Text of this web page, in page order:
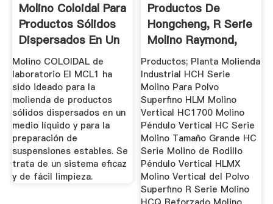
Molino Coloidal Para
Productos Sólidos
Dispersados En Un
...
Molino COLOIDAL de
laboratorio El MCL1 ha
sido ideado para la
molienda de productos
sólidos dispersados en un
medio líquido y para la
preparación de
suspensiones estables. Se
trata de un sistema eficaz
y de fácil limpieza.
Productos De
Hongcheng, R Serie
Molino Raymond,
HCH Serie ...
Productos; Planta Molienda
Industrial HCH Serie
Molino Para Polvo
Superfino HLM Molino
Vertical HC1700 Molino
Péndulo Vertical HC Serie
Molino Tamaño Grande HC
Serie Molino de Rodillo
Péndulo Vertical HLMX
Molino Vertical del Polvo
Superfino R Serie Molino